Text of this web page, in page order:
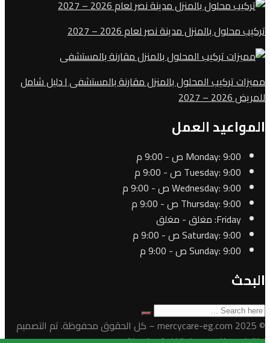
تركيب محلول بالمنزل مدينة نصر لعام 2026 – 2027
مميزات تركيب المحلول بالمنزل مقارنة بالمستشفى | دليل شامل
للمريض 2026 – 2027
المواعيد العمل
Monday:9:00 ص - 9:00 م
Tuesday:9:00 ص - 9:00 م
Wednesday:9:00 ص - 9:00 م
Thursday:9:00 ص - 9:00 م
Friday: مغلق - مغلق
Saturday:9:00 ص - 9:00 م
Sunday:9:00 ص - 9:00 م
البحث
© 2025 mercycare-eg.com – كل الحقوق محفوظة. تم التصميم